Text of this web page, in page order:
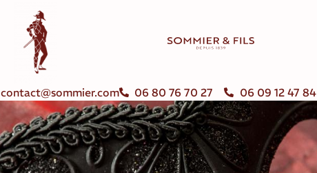
contact@sommier.com 06 80 76 70 27 06 09 12 47 84